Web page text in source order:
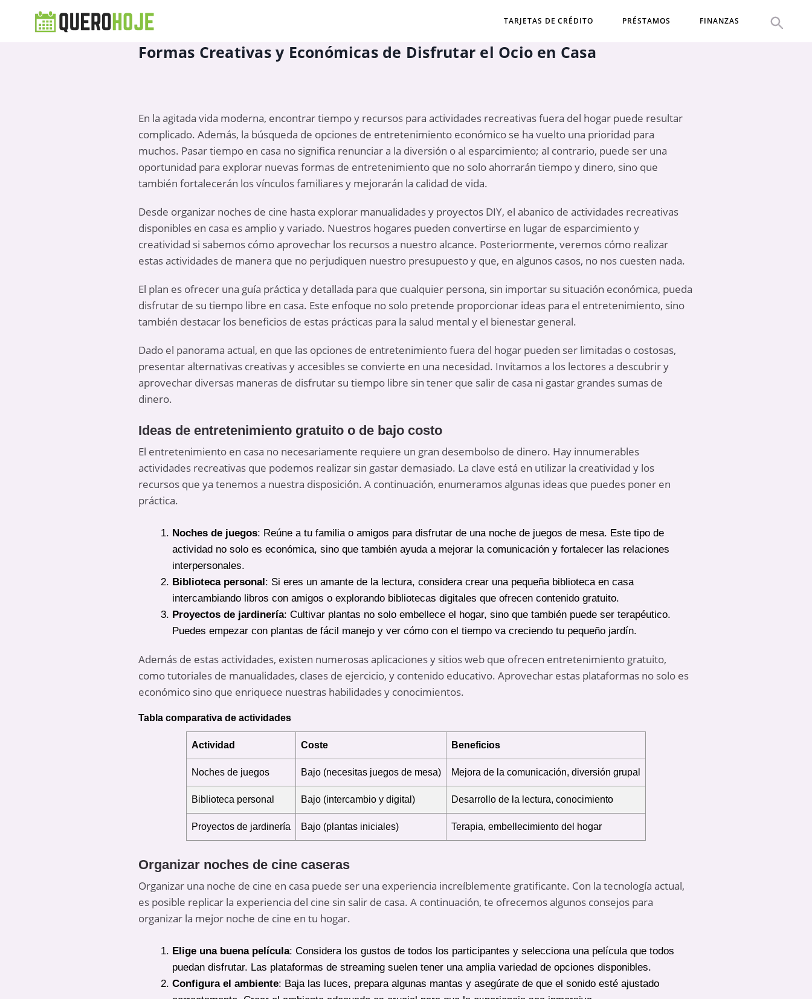
TARJETAS DE CRÉDITO PRÉSTAMOS FINANZAS
Formas Creativas y Económicas de Disfrutar el Ocio en Casa
En la agitada vida moderna, encontrar tiempo y recursos para actividades recreativas fuera del hogar puede resultar
complicado. Además, la búsqueda de opciones de entretenimiento económico se ha vuelto una prioridad para
muchos. Pasar tiempo en casa no significa renunciar a la diversión o al esparcimiento; al contrario, puede ser una
oportunidad para explorar nuevas formas de entretenimiento que no solo ahorrarán tiempo y dinero, sino que
también fortalecerán los vínculos familiares y mejorarán la calidad de vida.
Desde organizar noches de cine hasta explorar manualidades y proyectos DIY, el abanico de actividades recreativas
disponibles en casa es amplio y variado. Nuestros hogares pueden convertirse en lugar de esparcimiento y
creatividad si sabemos cómo aprovechar los recursos a nuestro alcance. Posteriormente, veremos cómo realizar
estas actividades de manera que no perjudiquen nuestro presupuesto y que, en algunos casos, no nos cuesten nada.
El plan es ofrecer una guía práctica y detallada para que cualquier persona, sin importar su situación económica, pueda
disfrutar de su tiempo libre en casa. Este enfoque no solo pretende proporcionar ideas para el entretenimiento, sino
también destacar los beneficios de estas prácticas para la salud mental y el bienestar general.
Dado el panorama actual, en que las opciones de entretenimiento fuera del hogar pueden ser limitadas o costosas,
presentar alternativas creativas y accesibles se convierte en una necesidad. Invitamos a los lectores a descubrir y
aprovechar diversas maneras de disfrutar su tiempo libre sin tener que salir de casa ni gastar grandes sumas de
dinero.
Ideas de entretenimiento gratuito o de bajo costo
El entretenimiento en casa no necesariamente requiere un gran desembolso de dinero. Hay innumerables
actividades recreativas que podemos realizar sin gastar demasiado. La clave está en utilizar la creatividad y los
recursos que ya tenemos a nuestra disposición. A continuación, enumeramos algunas ideas que puedes poner en
práctica.
Noches de juegos: Reúne a tu familia o amigos para disfrutar de una noche de juegos de mesa. Este tipo de
actividad no solo es económica, sino que también ayuda a mejorar la comunicación y fortalecer las relaciones
interpersonales.
Biblioteca personal : Si eres un amante de la lectura, considera crear una pequeña biblioteca en casa
intercambiando libros con amigos o explorando bibliotecas digitales que ofrecen contenido gratuito.
Proyectos de jardinería: Cultivar plantas no solo embellece el hogar, sino que también puede ser terapéutico.
Puedes empezar con plantas de fácil manejo y ver cómo con el tiempo va creciendo tu pequeño jardín.
Además de estas actividades, existen numerosas aplicaciones y sitios web que ofrecen entretenimiento gratuito,
como tutoriales de manualidades, clases de ejercicio, y contenido educativo. Aprovechar estas plataformas no solo es
económico sino que enriquece nuestras habilidades y conocimientos.
Tabla comparativa de actividades
Actividad Coste Beneficios
Noches de juegos Bajo (necesitas juegos de mesa) Mejora de la comunicación, diversión grupal
Biblioteca personal Bajo (intercambio y digital) Desarrollo de la lectura, conocimiento
Proyectos de jardinería Bajo (plantas iniciales) Terapia, embellecimiento del hogar
Organizar noches de cine caseras
Organizar una noche de cine en casa puede ser una experiencia increíblemente gratificante. Con la tecnología actual,
es posible replicar la experiencia del cine sin salir de casa. A continuación, te ofrecemos algunos consejos para
organizar la mejor noche de cine en tu hogar.
Elige una buena película: Considera los gustos de todos los participantes y selecciona una película que todos
puedan disfrutar. Las plataformas de streaming suelen tener una amplia variedad de opciones disponibles.
Configura el ambiente: Baja las luces, prepara algunas mantas y asegúrate de que el sonido esté ajustado